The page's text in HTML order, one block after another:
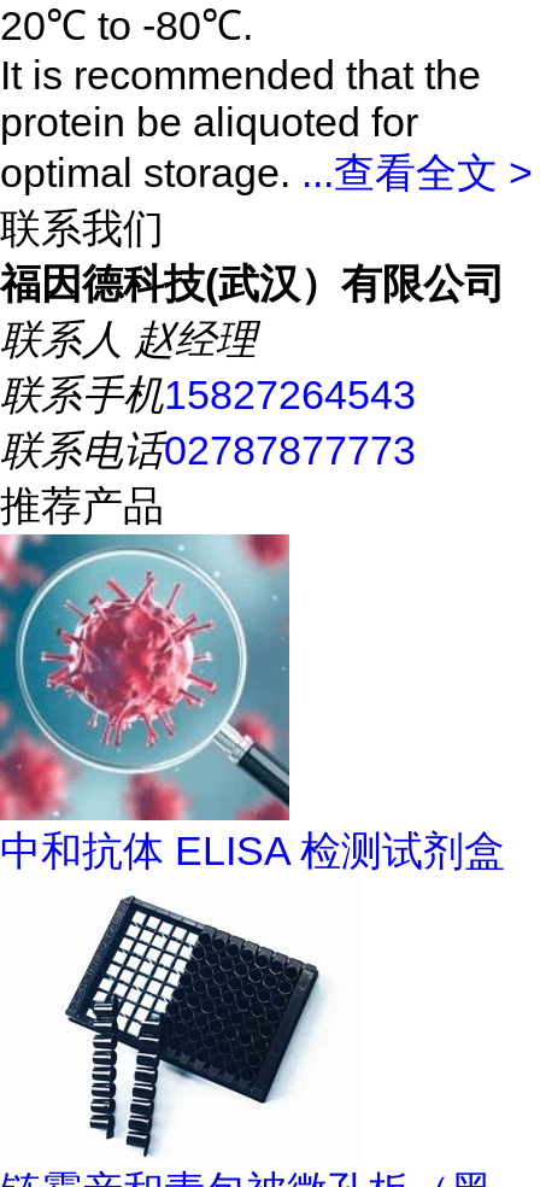
20℃ to -80℃.
It is recommended that the
protein be aliquoted for
optimal storage. ...查看全文 >
联系我们
福因德科技(武汉）有限公司
联系人 赵经理
联系手机15827264543
联系电话02787877773
推荐产品
中和抗体 ELISA 检测试剂盒